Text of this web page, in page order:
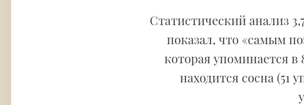
Статистический анализ
показал, что «самым
которая упоминается в
находится сосна (51